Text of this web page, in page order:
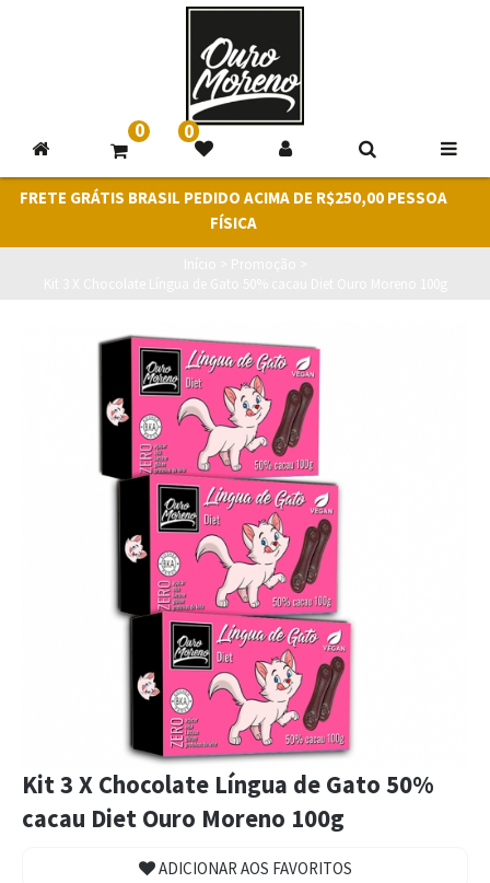
0 0
FRETE GRÁTIS BRASIL PEDIDO ACIMA DE R$250,00 PESSOA
FÍSICA
Kit 3 X Chocolate Língua de Gato 50%
cacau Diet Ouro Moreno 100g
ADICIONAR AOS FAVORITOS